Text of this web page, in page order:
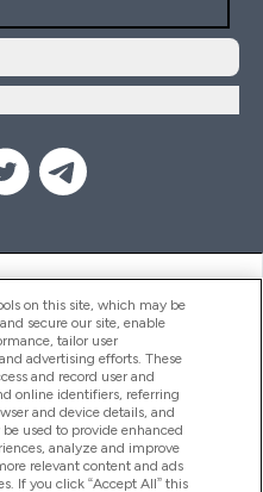
on this site, which may be
secure our site, enable
tailor user
advertising efforts. These
and record user and
online identifiers, referring
and device details, and
used to provide enhanced
analyze and improve
relevant content and ads
If you click “Accept All” this